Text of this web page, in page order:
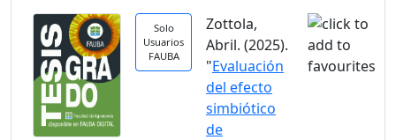
Solo
Usuarios
FAUBA
Zottola,
Abril. (2025).
"Evaluación
del efecto
simbiótico
de